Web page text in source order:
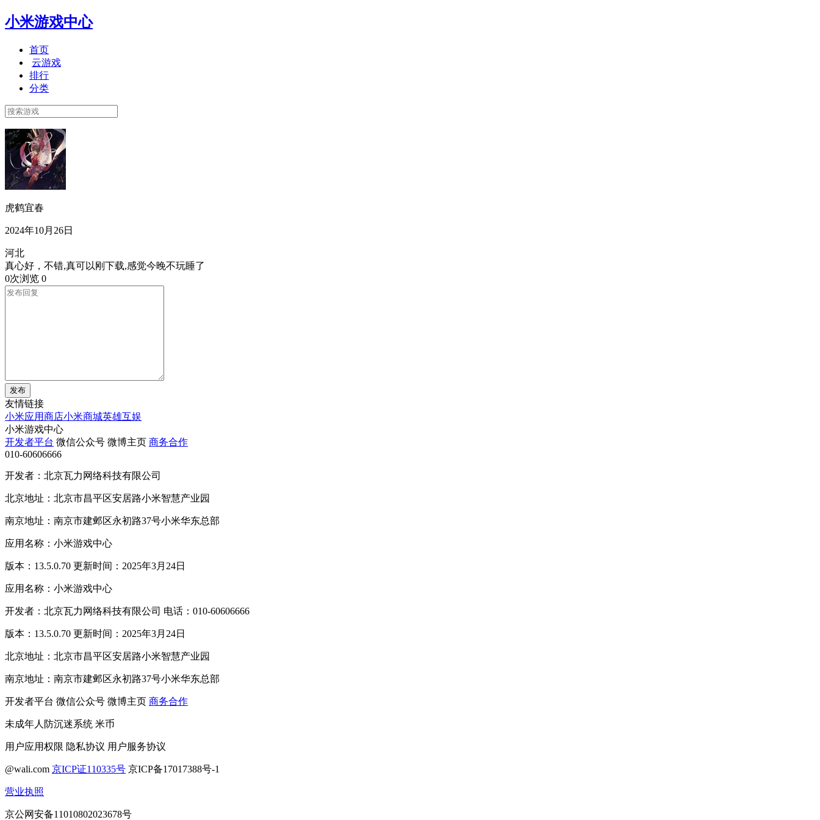
小米游戏中心
首页
云游戏
排行
分类
虎鹤宜春
2024年10月26日
河北
真心好，不错,真可以刚下载,感觉今晚不玩睡了
0次浏览 0
发布
友情链接
小米应用商店小米商城英雄互娱
小米游戏中心
开发者平台 微信公众号 微博主页 商务合作
010-60606666
开发者：北京瓦力网络科技有限公司
北京地址：北京市昌平区安居路小米智慧产业园
南京地址：南京市建邺区永初路37号小米华东总部
应用名称：小米游戏中心
版本：13.5.0.70 更新时间：2025年3月24日
应用名称：小米游戏中心
开发者：北京瓦力网络科技有限公司 电话：010-60606666
版本：13.5.0.70 更新时间：2025年3月24日
北京地址：北京市昌平区安居路小米智慧产业园
南京地址：南京市建邺区永初路37号小米华东总部
开发者平台 微信公众号 微博主页 商务合作
未成年人防沉迷系统 米币
用户应用权限 隐私协议 用户服务协议
@wali.com 京ICP证110335号 京ICP备17017388号-1
营业执照
京公网安备11010802023678号